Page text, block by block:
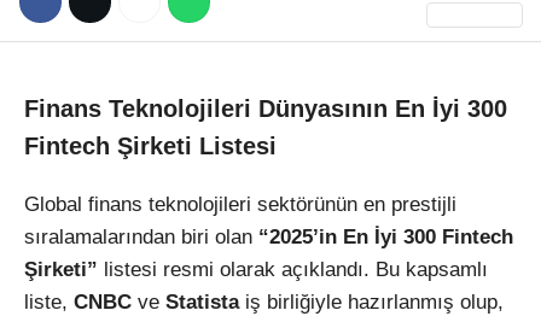
WhatsApp İhbar Hattı
Facebook
Finans Teknolojileri Dünyasının En İyi 300
Fintech Şirketi Listesi
Global finans teknolojileri sektörünün en prestijli
sıralamalarından biri olan “2025’in En İyi 300 Fintech
Şirketi” listesi resmi olarak açıklandı. Bu kapsamlı
liste, CNBC ve Statistaiş birliğiyle hazırlanmış olup,